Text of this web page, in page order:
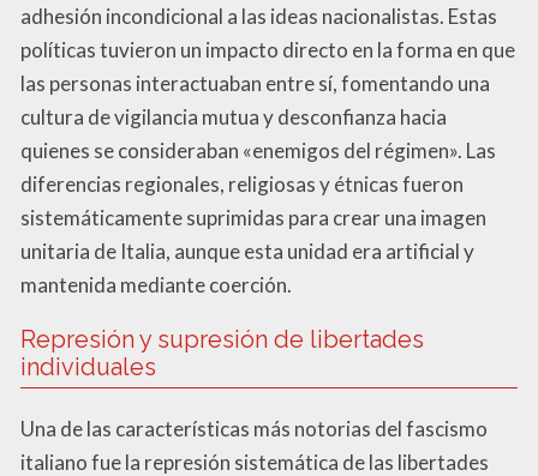
adhesión incondicional a las ideas nacionalistas. Estas
políticas tuvieron un impacto directo en la forma en que
las personas interactuaban entre sí, fomentando una
cultura de vigilancia mutua y desconfianza hacia
quienes se consideraban «enemigos del régimen». Las
diferencias regionales, religiosas y étnicas fueron
sistemáticamente suprimidas para crear una imagen
unitaria de Italia, aunque esta unidad era artificial y
mantenida mediante coerción.
Represión y supresión de libertades
individuales
Una de las características más notorias del fascismo
italiano fue la represión sistemática de las libertades